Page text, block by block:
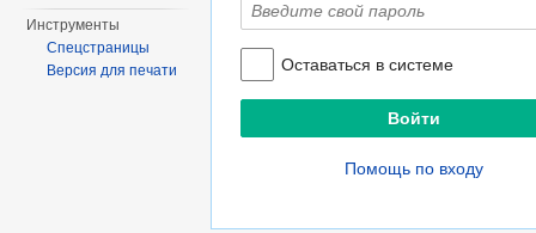
Оставаться в системе
Помощь по входу
Инструменты
Спецстраницы
Версия для печати